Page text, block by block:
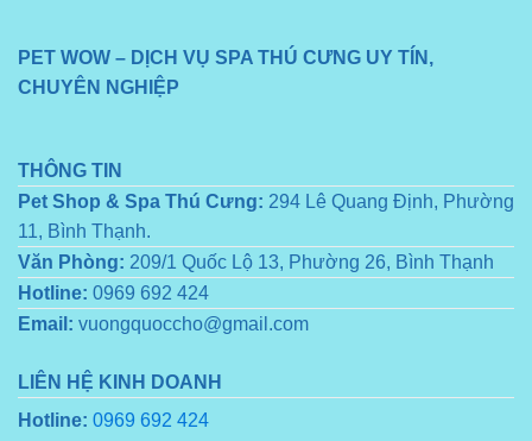
PET WOW – DỊCH VỤ SPA THÚ CƯNG UY TÍN,
CHUYÊN NGHIỆP
THÔNG TIN
Pet Shop & Spa Thú Cưng: 294 Lê Quang Định, Phường
11, Bình Thạnh.
Văn Phòng: 209/1 Quốc Lộ 13, Phường 26, Bình Thạnh
Hotline: 0969 692 424
Email: vuongquoccho@gmail.com
LIÊN HỆ KINH DOANH
Hotline: 0969 692 424